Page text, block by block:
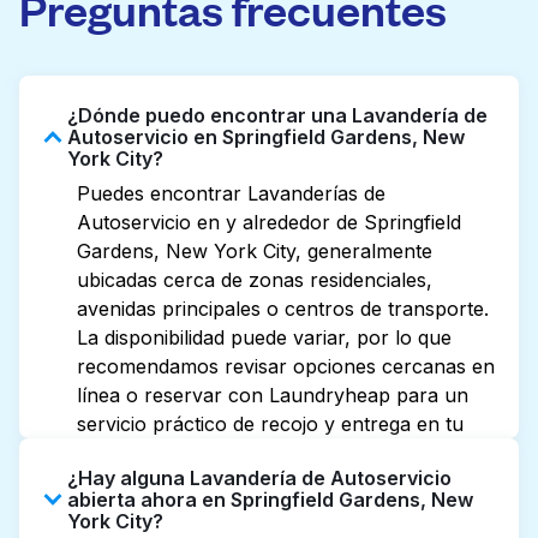
¿Dónde puedo encontrar una Lavandería de
Autoservicio en Springfield Gardens, New
York City?
Puedes encontrar Lavanderías de
Autoservicio en y alrededor de Springfield
Gardens, New York City, generalmente
ubicadas cerca de zonas residenciales,
avenidas principales o centros de transporte.
La disponibilidad puede variar, por lo que
recomendamos revisar opciones cercanas en
línea o reservar con Laundryheap para un
servicio práctico de recojo y entrega en tu
¿Hay alguna Lavandería de Autoservicio
abierta ahora en Springfield Gardens, New
York City?